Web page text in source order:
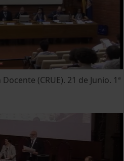
(CRUE). 21 de Junio. 1ª